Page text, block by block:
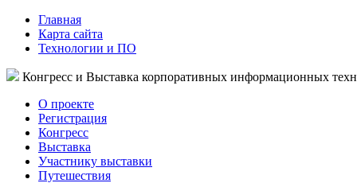
Главная
Карта сайта
Технологии и ПО
Конгресс и Выставка корпоративных информационных
О проекте
Регистрация
Конгресс
Выставка
Участнику выставки
Путешествия